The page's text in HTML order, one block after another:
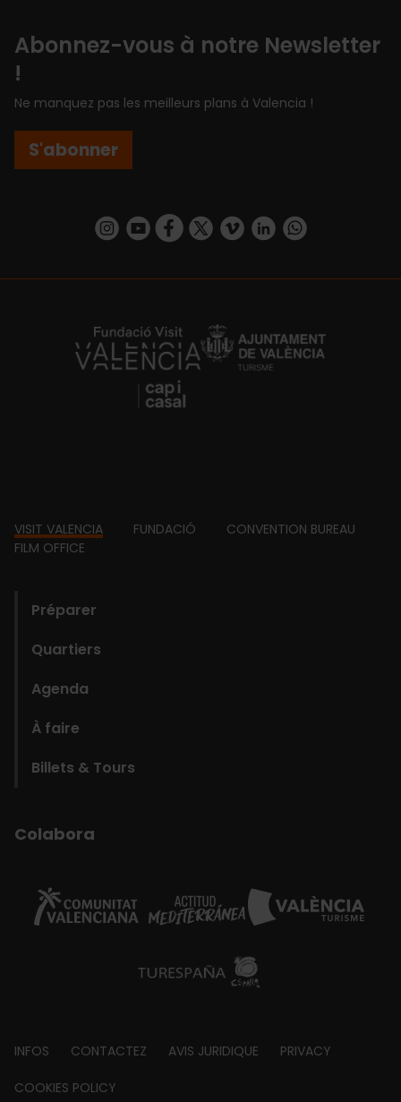
Abonnez-vous à notre Newsletter
!
Ne manquez pas les meilleurs plans à Valencia !
S'abonner
https://www.instagram.com/visit_valencia/
https://www.youtube.com/user/
https://www.facebook.com/
https://twitter.com/
https://vimeo.com/
https://www.linkedin.com/company/turismo-valencia/https://api.whatsapp.com/send/
https://fundacion.visitvalencia.com/
Footer
VISIT VALENCIA FUNDACIÓ
CONVENTION BUREAU
FILM OFFICE
Préparer
Quartiers
Agenda
À faire
Billets & Tours
Colabora
Footer
about
INFOS CONTACTEZ AVIS JURIDIQUE PRIVACY
COOKIES POLICY